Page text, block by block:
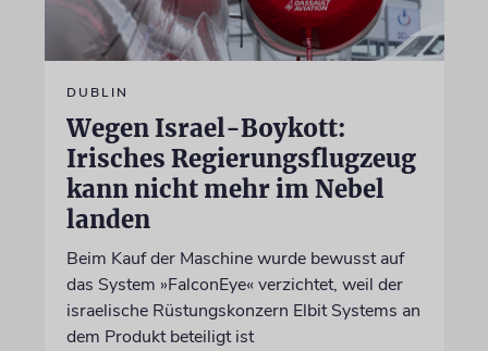
DUBLIN
Wegen Israel-Boykott:
Irisches Regierungsflugzeug
kann nicht mehr im Nebel
landen
Beim Kauf der Maschine wurde bewusst auf
das System »FalconEye« verzichtet, weil der
israelische Rüstungskonzern Elbit Systems an
dem Produkt beteiligt ist